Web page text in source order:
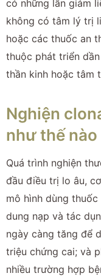
có những lần giảm
không có tâm lý trị
hoặc các thuốc an
thuộc phát triển
thần kinh hoặc tâm
Nghiện
như thế nào
Quá trình nghiện
đầu điều trị lo âu,
mô hình dùng
dung nạp và tác
ngày càng tăng để
triệu chứng cai; và
nhiều trường hợp